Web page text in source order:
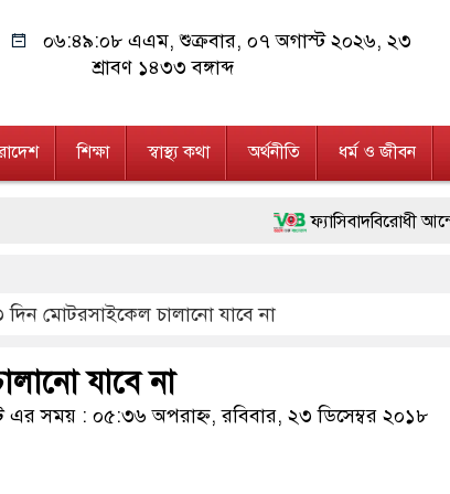
০৬:৪৯:০৯ এএম, শুক্রবার, ০৭ অগাস্ট ২০২৬, ২৩
শ্রাবণ ১৪৩৩ বঙ্গাব্দ
শিক্ষা স্বাস্থ্য কথা অর্থনীতি ধর্ম ও জীবন
ফ্যাসিবাদবিরোধী আন্দোলনে
জনগণ পরিবর্তন চেয়েছে বলেই
২৮ লাখ টাকার জাল নোটসহ
নেতৃত্ব ও গণতন্ত্রের মূর্তমান প্রতীক
অবৈধ বিদেশি পিস্তল,
দিন মোটরসাইকেল চালানো যাবে না
যাবে না
সময় : ০৫:৩৬ অপরাহ্ন, রবিবার, ২৩ ডিসেম্বর ২০১৮